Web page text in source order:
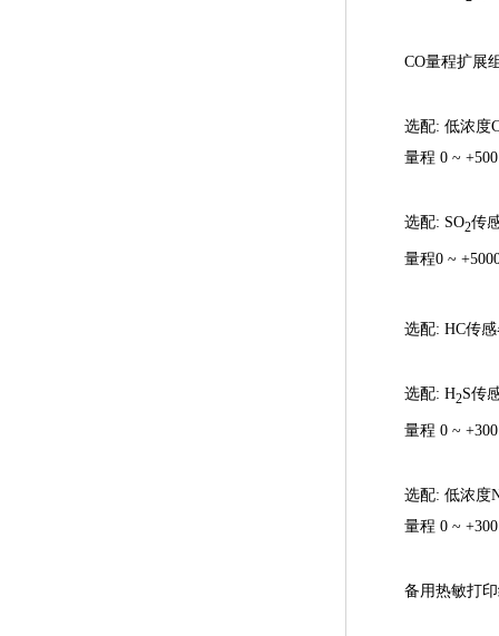
CO量程扩展
选配: 低浓度
量程 0 ~
选配: SO2传
量程0 ~
选配: HC传
选配: H2S传
量程 0 ~
选配: 低浓度
量程 0 ~
备用热敏打